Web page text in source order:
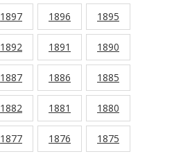
1897 1896 1895
1892 1891 1890
1887 1886 1885
1882 1881 1880
1877 1876 1875